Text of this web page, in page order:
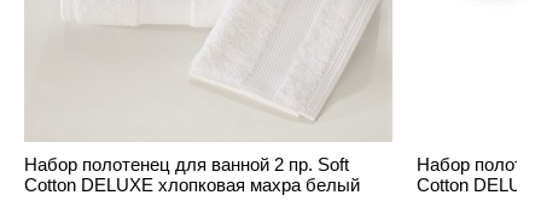
Набор полотенец для ванной 2 пр. Soft
Cotton DELUXE хлопковая махра белый
Набор
Cotton